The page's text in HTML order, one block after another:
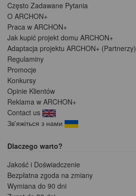
Często Zadawane Pytania
O ARCHON+
Praca w ARCHON+
Jak kupić projekt domu ARCHON+
Adaptacja projektu ARCHON+ (Partnerzy)
Regulaminy
Promocje
Konkursy
Opinie Klientów
Reklama w ARCHON+
Contact us
Зв'яжіться з нами
Dlaczego warto?
Jakość i Doświadczenie
Bezpłatna zgoda na zmiany
Wymiana do 90 dni